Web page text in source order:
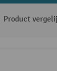
Product